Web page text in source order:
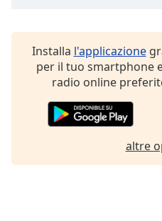
Installa l'applicazione
per il tuo smartphone
radio online
altre